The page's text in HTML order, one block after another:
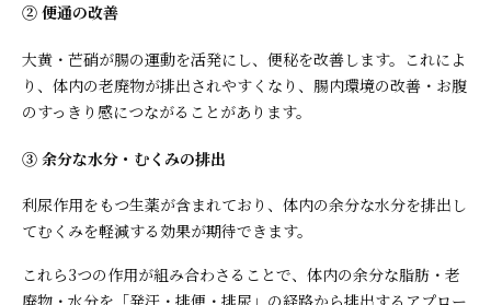
② 便通の改善
大黄・芒硝が腸の運動を活発にし、便秘を改善します。これによ
り、体内の老廃物が排出されやすくなり、腸内環境の改善・お腹
のすっきり感につながることがあります。
③ 余分な水分・むくみの排出
利尿作用をもつ生薬が含まれており、体内の余分な水分を排出し
てむくみを軽減する効果が期待できます。
これら3つの作用が組み合わさることで、体内の余分な脂肪・老